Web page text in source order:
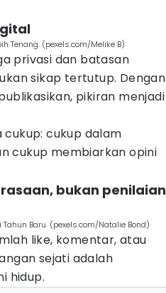
Tenang. (pexels.com/Melike B)
privasi dan batasan
sikap tertutup. Dengan
pikiran menjadi
cukup dalam
cukup membiarkan opini
bukan penilaian
Baru. (pexels.com/Natalie Bond)
like, komentar, atau
sejati adalah
hidup.